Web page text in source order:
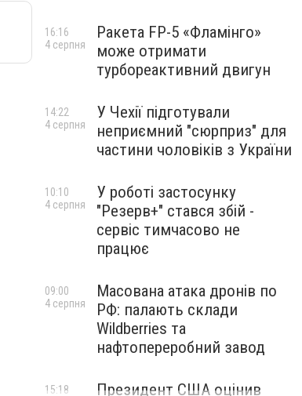
Ракета FP-5 «Фламінго»
може отримати
турбореактивний двигун
16:16
4 серпня
У Чехії підготували
неприємний "сюрприз" для
частини чоловіків з України
14:22
4 серпня
У роботі застосунку
"Резерв+" стався збій -
сервіс тимчасово не
працює
10:10
4 серпня
Масована атака дронів по
РФ: палають склади
Wildberries та
нафтопереробний завод
09:00
4 серпня
Президент США оцінив
15:18